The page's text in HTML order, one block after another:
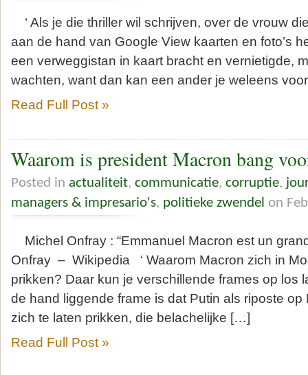
‘ Als je die thriller wil schrijven, over de vrouw
aan de hand van Google View kaarten en foto’s
een verweggistan in kaart bracht en vernietigde,
wachten, want dan kan een ander je weleens
Read Full Post »
Waarom is president Macron bang
Posted in actualiteit, communicatie, corruptie,
managers & impresario's, politieke zwendel on
Michel Onfray : “Emmanuel Macron est un
Onfray – Wikipedia ‘ Waarom Macron zich in
prikken? Daar kun je verschillende frames op los
de hand liggende frame is dat Putin als riposte op
zich te laten prikken, die belachelijke […]
Read Full Post »